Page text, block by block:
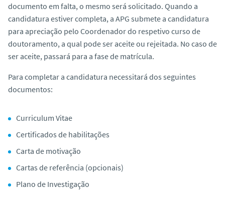
documento em falta, o mesmo será solicitado. Quando a
candidatura estiver completa, a APG submete a candidatura
para apreciação pelo Coordenador do respetivo curso de
doutoramento, a qual pode ser aceite ou rejeitada. No caso de
ser aceite, passará para a fase de matrícula.
Para completar a candidatura necessitará dos seguintes
documentos:
Curriculum Vitae
Certificados de habilitações
Carta de motivação
Cartas de referência (opcionais)
Plano de Investigação